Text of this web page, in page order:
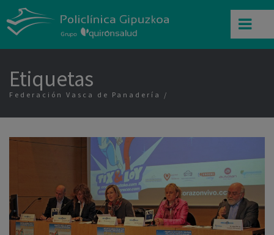
Etiquetas
Federación Vasca de Panadería